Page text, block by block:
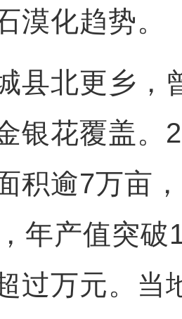
漠化趋势。
北更乡，
银花覆盖。
积逾7万亩
年产值突破
过万元。当